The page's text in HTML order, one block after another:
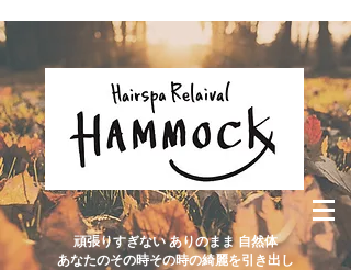
頑張りすぎない ありのまま 自然体
あなたのその時その時の綺麗を引き出し